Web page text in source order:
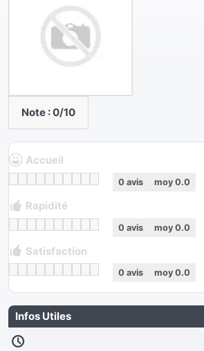
Note :0/10
Accueil
0 avis moy 0.0
Rapidité
0 avis moy 0.0
Satisfaction
0 avis moy 0.0
Infos Utiles